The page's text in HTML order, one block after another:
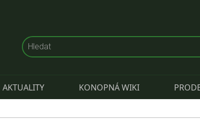
AKTUALITY KONOPNÁ WIKI